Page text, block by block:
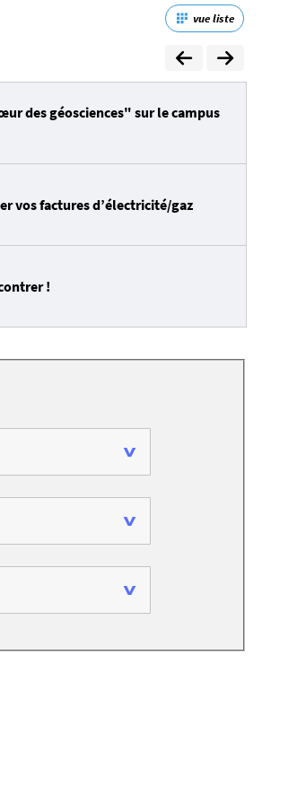
vue liste
des géosciences" sur le campus
vos factures d’électricité/gaz
!